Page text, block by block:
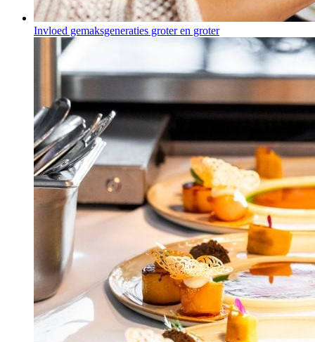
Invloed gemaksgeneraties groter en groter